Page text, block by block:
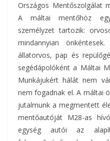
Országos Mentőszolgálat
A máltai mentőhöz
személyzet tartozik:
mindannyian
állatorvos, pap és
segédápolóként a Máltai
Munkájukért hálát nem
nem fogadnak el. A máltai
jutalmunk a megmentett
mentőautóját M28-as
egység autói az